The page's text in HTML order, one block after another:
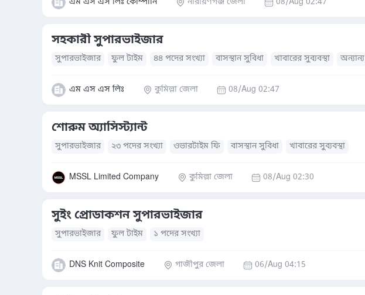
সহকারী সুপারভাইজার
সুপারভাইজার ফুল টাইম ৪৪ পদের সংখ্যা বাসস্থান সুবিধা খাবারের সুব্যবস্থা অন্যান্য
এম এস এস লিঃ কুমিল্লা জেলা 08/Aug 02:47
শোরুম অ্যাসিস্ট্যান্ট
সুপারভাইজার ২৩ পদের সংখ্যা ওভারটাইম ফি বাসস্থান সুবিধা খাবারের সুব্যবস্থা
MSSL Limited Company কুমিল্লা জেলা 08/Aug 02:30
সুইং প্রোডাকশন সুপারভাইজার
সুপারভাইজার ফুল টাইম ১ পদের সংখ্যা
DNS Knit Composite গাজীপুর জেলা 06/Aug 04:15